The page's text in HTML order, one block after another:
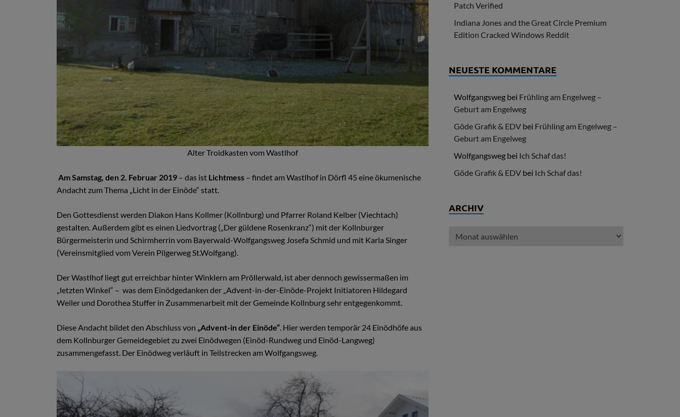
Alter Troidkasten vom Wastlhof
Am Samstag, den 2. Februar 2019 – das ist Lichtmess – findet am Wastlhof in Dörfl 45 eine ökumenische
Andacht zum Thema „Licht in der Einöde“ statt.
Den Gottesdienst werden Diakon Hans Kollmer (Kollnburg) und Pfarrer Roland Kelber (Viechtach)
gestalten. Außerdem gibt es einen Liedvortrag („Der güldene Rosenkranz“) mit der Kollnburger
Bürgermeisterin und Schirmherrin vom Bayerwald-Wolfgangsweg Josefa Schmid und mit Karla Singer
(Vereinsmitglied vom Verein Pilgerweg St.Wolfgang).
Der Wastlhof liegt gut erreichbar hinter Winklern am Pröllerwald, ist aber dennoch gewissermaßen im
„letzten Winkel“ – was dem Einödgedanken der „Advent-in-der-Einöde-Projekt Initiatoren Hildegard
Weiler und Dorothea Stuffer in Zusammenarbeit mit der Gemeinde Kollnburg sehr entgegenkommt.
Diese Andacht bildet den Abschluss von „Advent-in der Einöde“. Hier werden temporär 24 Einödhöfe aus
dem Kollnburger Gemeidegebiet zu zwei Einödwegen (Einöd-Rundweg und Einöd-Langweg)
zusammengefasst. Der Einödweg verläuft in Teilstrecken am Wolfgangsweg.
Patch Verified
Indiana Jones and the Great Circle Premium
Edition Cracked Windows Reddit
NEUESTE KOMMENTARE
Wolfgangsweg bei Frühling am Engelweg –
Geburt am Engelweg
Göde Grafik & EDV bei Frühling am Engelweg –
Geburt am Engelweg
Wolfgangsweg bei Ich Schaf das!
Göde Grafik & EDV bei Ich Schaf das!
ARCHIV